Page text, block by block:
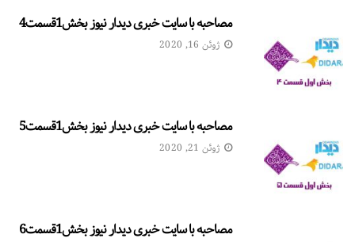
مصاحبه با سایت خبری دیدار نیوز بخش1قسمت4
ژوئن 16, 2020
مصاحبه با سایت خبری دیدار نیوز بخش1قسمت5
ژوئن 21, 2020
مصاحبه با سایت خبری دیدار نیوز بخش1قسمت6